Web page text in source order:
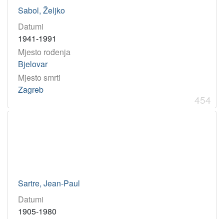
Sabol, Željko
Datumi
1941-1991
Mjesto rođenja
Bjelovar
Mjesto smrti
Zagreb
454
Sartre, Jean-Paul
Datumi
1905-1980